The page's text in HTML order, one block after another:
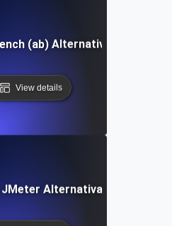
(ab) Alternativa
View details
JMeter Alternativa